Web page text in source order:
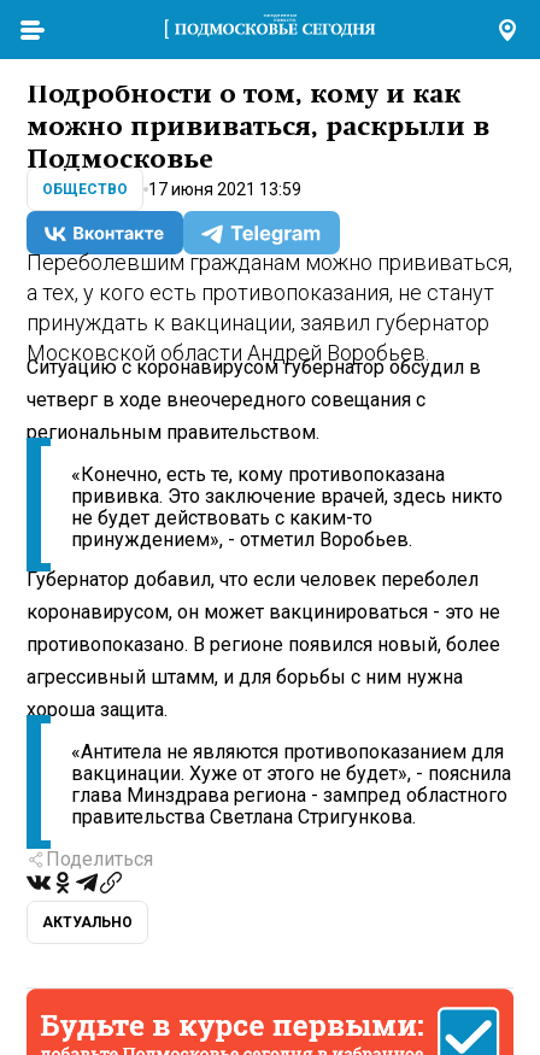
Подробности о том, кому и как
можно прививаться, раскрыли в
Подмосковье
ОБЩЕСТВО 17 июня 2021 13:59
Переболевшим гражданам можно прививаться,
а тех, у кого есть противопоказания, не станут
принуждать к вакцинации, заявил губернатор
Московской области Андрей Воробьев.
Ситуацию с коронавирусом губернатор обсудил в
четверг в ходе внеочередного совещания с
региональным правительством.
«Конечно, есть те, кому противопоказана
прививка. Это заключение врачей, здесь никто
не будет действовать с каким-то
принуждением», - отметил Воробьев.
Губернатор добавил, что если человек переболел
коронавирусом, он может вакцинироваться - это не
противопоказано. В регионе появился новый, более
агрессивный штамм, и для борьбы с ним нужна
хороша защита.
«Антитела не являются противопоказанием для
вакцинации. Хуже от этого не будет», - пояснила
глава Минздрава региона - зампред областного
правительства Светлана Стригункова.
Поделиться
АКТУАЛЬНО